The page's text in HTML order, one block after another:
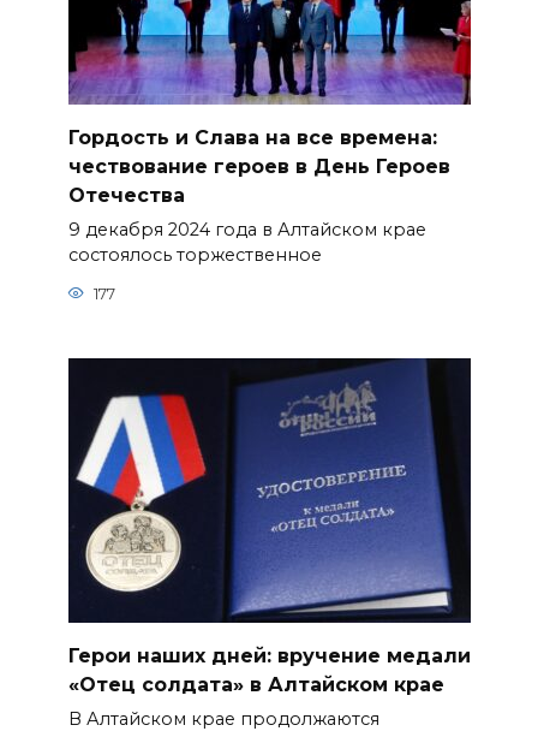
Гордость и Слава на все времена:
чествование героев в День Героев
Отечества
9 декабря 2024 года в Алтайском крае
состоялось торжественное
177
Герои наших дней: вручение медали
«Отец солдата» в Алтайском крае
В Алтайском крае продолжаются